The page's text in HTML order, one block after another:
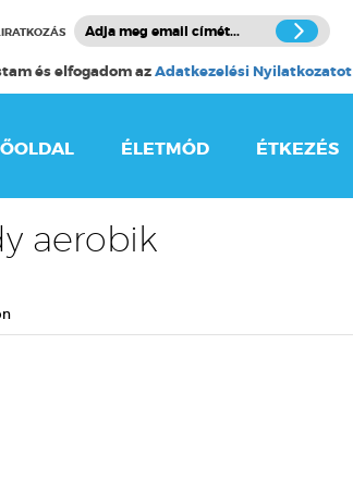
és elfogadom azAdatkezelési Nyilatkozatot
ÉLETMÓD ÉTKEZÉS
aerobik